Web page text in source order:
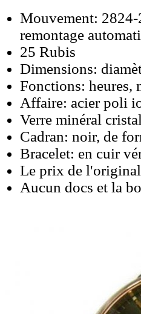
Mouvement: 2824-
remontage
25 Rubis
Dimensions:
Fonctions: heures,
Affaire: acier poli
Verre minéral
Cadran: noir, de
Bracelet: en cuir
Le prix de
Aucun docs et la